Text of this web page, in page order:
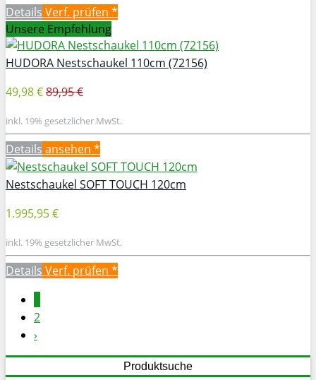
Details Verf. prüfen *
Unsere Empfehlung
HUDORA Nestschaukel 110cm (72156)
49,98 €89,95 €
inkl. 19% gesetzlicher MwSt.
Details ansehen *
Nestschaukel SOFT TOUCH 120cm
1.995,95 €
inkl. 19% gesetzlicher MwSt.
Details Verf. prüfen *
2
›
Produktsuche